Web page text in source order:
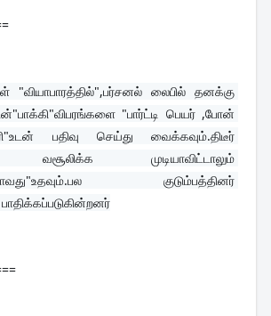
லைபில் தனக்கு
"பார்ட்டி பெயர் ,போன்
பதிவு செய்து வைக்கவும்.திடீர்
வசூலிக்க முடியாவிட்டாலும்
குடும்பத்தினர்